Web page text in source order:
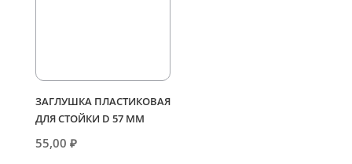
ЗАГЛУШКА ПЛАСТИКОВАЯ
ДЛЯ СТОЙКИ D 57 ММ
55,00 ₽